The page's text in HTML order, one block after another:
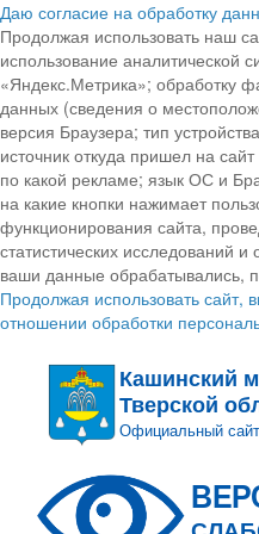
Даю согласие на обработку
Продолжая использовать наш
использование аналитической
«Яндекс.Метрика»; обработку
данных (сведения о
версия Браузера; тип
источник откуда пришел на
по какой рекламе; язык ОС и
на какие кнопки нажимает
функционирования сайта,
статистических исследований
ваши данные обрабатывались,
Продолжая использовать сайт,
отношении обработки